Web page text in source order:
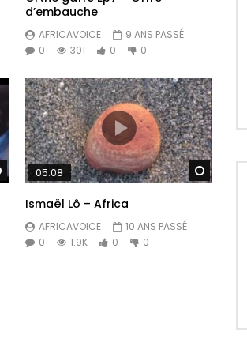
d’embauche
AFRICAVOICE
9 ANS PASSÉ
0
301 0 0
Regarder Plus Tard
05:08
Ismaël Lô – Africa
AFRICAVOICE
10 ANS PASSÉ
0
1.9K 0 0